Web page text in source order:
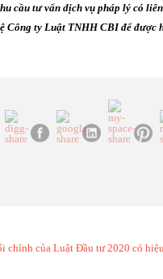
cầu tư vấn dịch vụ pháp lý có
Công ty Luật TNHH CBI để được
chính của Luật Đầu tư 2020 có